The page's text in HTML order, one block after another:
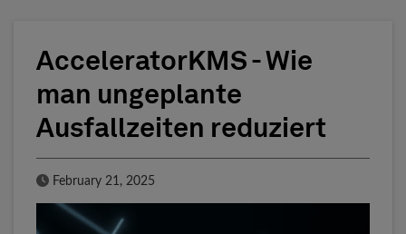
AcceleratorKMS - Wie
man ungeplante
Ausfallzeiten reduziert
Published Date
February 21, 2025